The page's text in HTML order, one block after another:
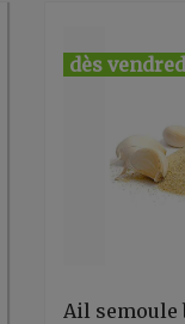
dès
Ail semoule